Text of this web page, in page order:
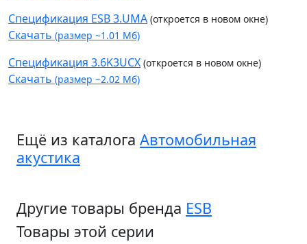
Спецификация ESB 3.UMA (откроется в новом окне)
Скачать (размер ~1.01 Мб)
Спецификация 3.6K3UCX (откроется в новом окне)
Скачать (размер ~2.02 Мб)
Ещё из каталога Автомобильная
акустика
Другие товары бренда ESB
Товары этой серии